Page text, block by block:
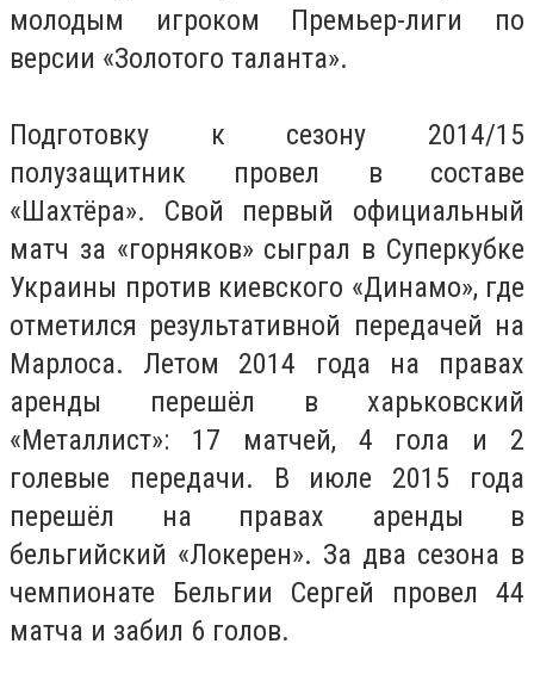
молодым игроком Премьер-лиги по
версии «Золотого таланта».
Подготовку к сезону 2014/15
полузащитник провел в составе
«Шахтёра». Свой первый официальный
матч за «горняков» сыграл в Суперкубке
Украины против киевского «Динамо», где
отметился результативной передачей на
Марлоса. Летом 2014 года на правах
аренды перешёл в харьковский
«Металлист»: 17 матчей, 4 гола и 2
голевые передачи. В июле 2015 года
перешёл на правах аренды в
бельгийский «Локерен». За два сезона в
чемпионате Бельгии Сергей провел 44
матча и забил 6 голов.